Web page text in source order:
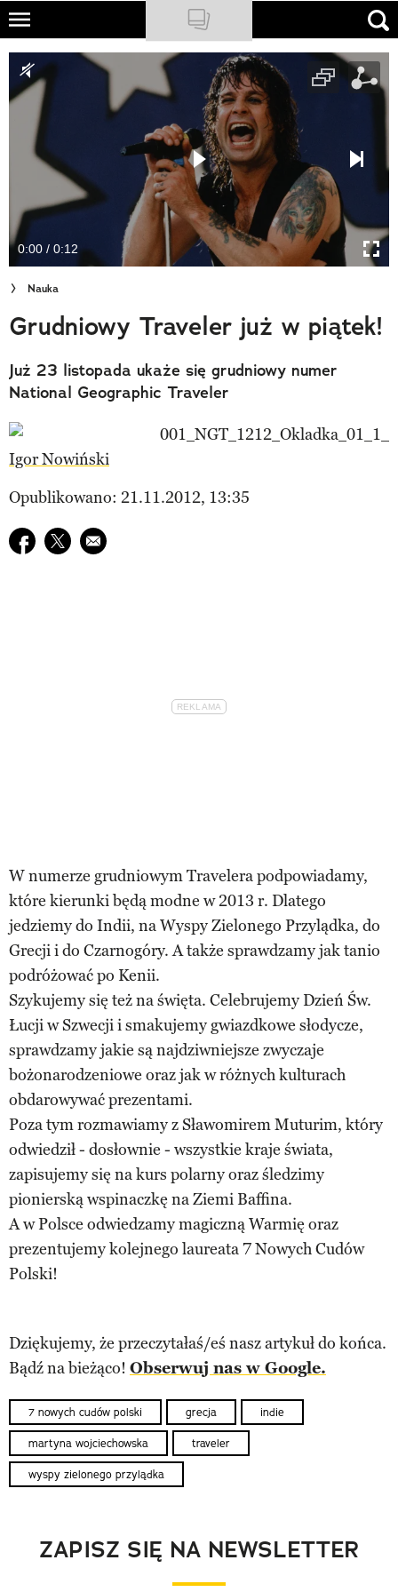
Skip
main
content
NATIONAL GEOGRAPHIC
TRAVELER
PODCASTY
Newsletter
Cuda Polski
Wielki Konkurs Fotograficzny
Trendbook Podróżniczy
Polecane
0:00 / 0:12
Nauka
Grudniowy Traveler już w piątek!
Już 23 listopada ukaże się grudniowy numer
National Geographic Traveler
Igor Nowiński
Opublikowano: 21.11.2012, 13:35
Udostępnij na facebook
Udostępnij na twitter
E-mail do przyjaciela
W numerze grudniowym Travelera podpowiadamy,
które kierunki będą modne w 2013 r. Dlatego
jedziemy do Indii, na Wyspy Zielonego Przylądka, do
Grecji i do Czarnogóry. A także sprawdzamy jak tanio
podróżować po Kenii.
Szykujemy się też na święta. Celebrujemy Dzień Św.
Łucji w Szwecji i smakujemy gwiazdkowe słodycze,
sprawdzamy jakie są najdziwniejsze zwyczaje
bożonarodzeniowe oraz jak w różnych kulturach
obdarowywać prezentami.
Poza tym rozmawiamy z Sławomirem Muturim, który
odwiedził - dosłownie - wszystkie kraje świata,
zapisujemy się na kurs polarny oraz śledzimy
pionierską wspinaczkę na Ziemi Baffina.
A w Polsce odwiedzamy magiczną Warmię oraz
prezentujemy kolejnego laureata 7 Nowych Cudów
Polski!
Dziękujemy, że przeczytałaś/eś nasz artykuł do końca.
Bądź na bieżąco! Obserwuj nas w Google.
7 nowych cudów polski grecja indie
martyna wojciechowska traveler
wyspy zielonego przylądka
ZAPISZ SIĘ NA NEWSLETTER